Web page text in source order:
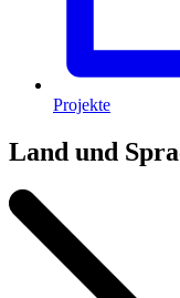
Projekte
Land und